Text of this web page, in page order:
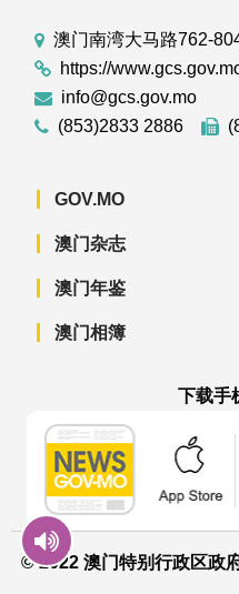
澳门南湾大马路762-
https://
info@gcs.gov.mo
(853)2833 2886
GOV.MO
澳门杂志
澳门年鉴
澳门相簿
下载手
© 2022 澳门特别行政区政